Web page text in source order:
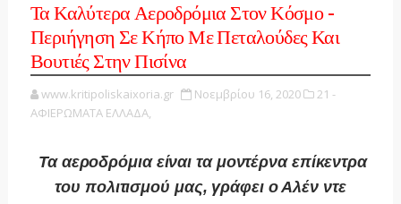
Τα Καλύτερα Αεροδρόμια Στον Κόσμο -
Περιήγηση Σε Κήπο Με Πεταλούδες Και
Βουτιές Στην Πισίνα
www.kritipoliskaixoria.gr Νοεμβρίου 16, 2020
21 -
ΑΦΙΕΡΩΜΑΤΑ ΕΛΛΑΔΑ,
Τα αεροδρόμια είναι τα μοντέρνα επίκεντρα
του πολιτισμού μας, γράφει ο Αλέν ντε